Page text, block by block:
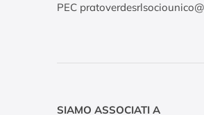
PEC
SIAMO ASSOCIATI A